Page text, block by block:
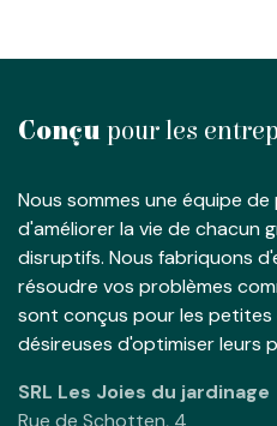
Conçu pour les
Nous sommes une équipe
d'améliorer la vie de chacun
disruptifs. Nous fabriquons
résoudre vos problèmes
sont conçus pour les
désireuses d'optimiser leurs
SRL Les Joies du jardinage
Rue de Schotten, 4